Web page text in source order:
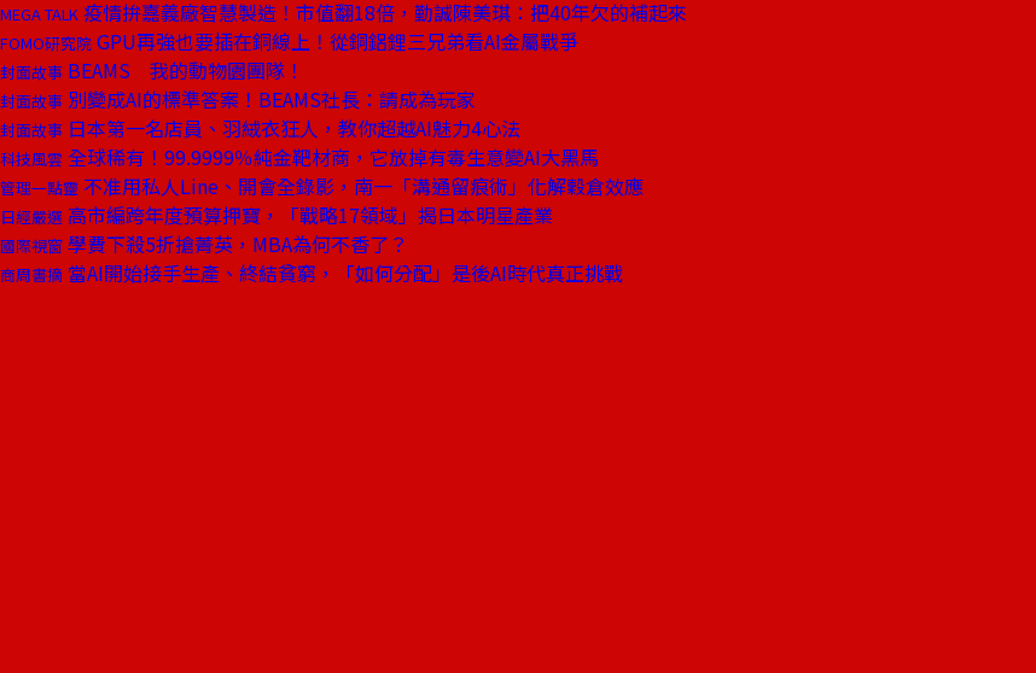
MEGA TALK 疫情拚嘉義廠智慧製造！市值翻18倍，勤誠陳美琪：把40年欠的補起來
FOMO研究院 GPU再強也要插在銅線上！從銅鋁鋰三兄弟看AI金屬戰爭
封面故事 BEAMS 我的動物園團隊！
封面故事 別變成AI的標準答案！BEAMS社長：請成為玩家
封面故事 日本第一名店員、羽絨衣狂人，教你超越AI魅力4心法
科技風雲 全球稀有！99.9999％純金靶材商，它放掉有毒生意變AI大黑馬
管理一點靈 不准用私人Line、開會全錄影，南一「溝通留痕術」化解穀倉效應
日經嚴選 高市編跨年度預算押寶，「戰略17領域」揭日本明星產業
國際視窗 學費下殺5折搶菁英，MBA為何不香了？
商周書摘 當AI開始接手生產、終結貧窮，「如何分配」是後AI時代真正挑戰